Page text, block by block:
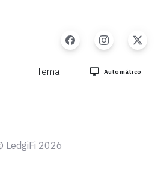
Tema Automático
LedgiFi 2026